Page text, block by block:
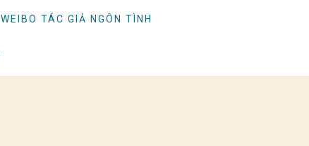
WEIBO TÁC GIẢ NGÔN TÌNH